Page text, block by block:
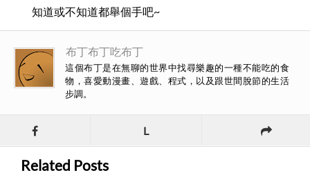
知道或不知道都舉個手吧~
布丁布丁吃布丁
這個布丁是在無聊的世界中找尋樂趣的一種不能吃的食
物，喜愛動漫畫、遊戲、程式，以及跟世間脫節的生活
步調。
L
Related Posts